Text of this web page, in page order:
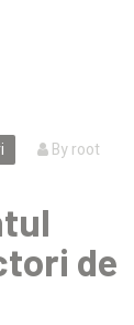
Byroot
de